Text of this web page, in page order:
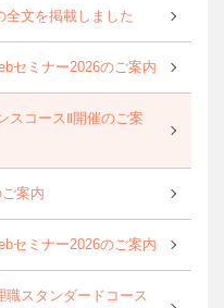
全文を掲載しました
セミナー2026のご案内
スコースⅡ開催のご案
案内
セミナー2026のご案内
スタンダードコース